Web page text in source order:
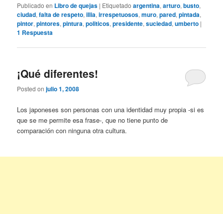
Publicado en Libro de quejas | Etiquetado argentina,arturo,busto,
ciudad,falta de respeto,illia,irrespetuosos,muro,pared,pintada,
pintor,pintores,pintura,politicos,presidente,suciedad,umberto |
1 Respuesta
¡Qué diferentes!
Posted onjulio 1, 2008
Los japoneses son personas con una identidad muy propia -si es
que se me permite esa frase-, que no tiene punto de
comparación con ninguna otra cultura.